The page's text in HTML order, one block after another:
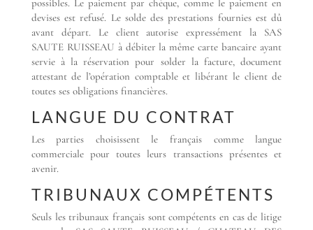
possibles. Le paiement par chèque, comme le paiement en
devises est refusé. Le solde des prestations fournies est dû
avant départ. Le client autorise expressément la SAS
SAUTE RUISSEAU à débiter la même carte bancaire ayant
servie à la réservation pour solder la facture, document
attestant de l’opération comptable et libérant le client de
toutes ses obligations financières.
LANGUE DU CONTRAT
Les parties choisissent le français comme langue
commerciale pour toutes leurs transactions présentes et
avenir.
TRIBUNAUX COMPÉTENTS
Seuls les tribunaux français sont compétents en cas de litige